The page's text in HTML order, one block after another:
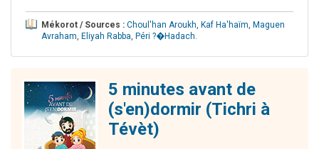
Mékorot / Sources : Choul'han Aroukh, Kaf Ha'haïm, Maguen
Avraham, Eliyah Rabba, Péri ?�Hadach.
5 minutes avant de
(s'en)dormir (Tichri à
Tévèt)